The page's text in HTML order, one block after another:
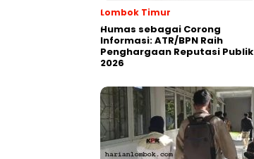
Lombok Timur
Humas sebagai Corong
Informasi: ATR/BPN Raih
Penghargaan Reputasi Publik
2026